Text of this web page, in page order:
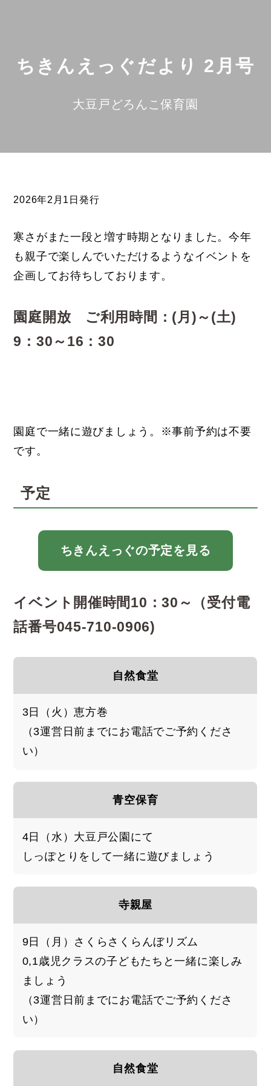
ちきんえっぐだより 2月号
大豆戸どろんこ保育園
2026年2月1日発行
寒さがまた一段と増す時期となりました。今年
も親子で楽しんでいただけるようなイベントを
企画してお待ちしております。
園庭開放 ご利用時間：(月)～(土)
9：30～16：30
園庭で一緒に遊びましょう。※事前予約は不要
です。
予定
ちきんえっぐの予定を見る
イベント開催時間10：30～（受付電
話番号045-710-0906)
自然食堂
3日（火）恵方巻
（3運営日前までにお電話でご予約くださ
い）
青空保育
4日（水）大豆戸公園にて
しっぽとりをして一緒に遊びましょう
寺親屋
9日（月）さくらさくらんぼリズム
0,1歳児クラスの子どもたちと一緒に楽しみ
ましょう
（3運営日前までにお電話でご予約くださ
い）
自然食堂